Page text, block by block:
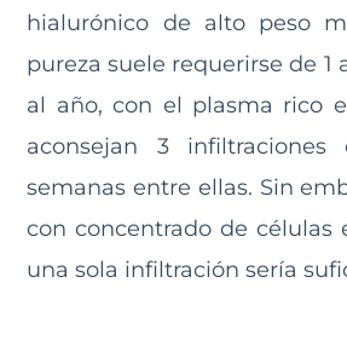
hialurónico de alto peso
pureza suele requerirse de 1
al año, con el plasma rico
aconsejan 3 infiltraciones
semanas entre ellas. Sin
con concentrado de células
una sola infiltración sería